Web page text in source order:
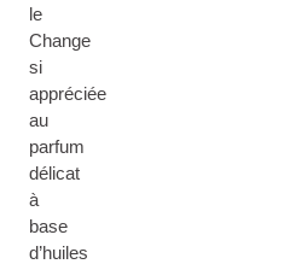
le
Change
si
appréciée
au
parfum
délicat
à
base
d’huiles